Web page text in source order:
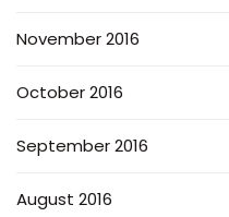
November 2016
October 2016
September 2016
August 2016